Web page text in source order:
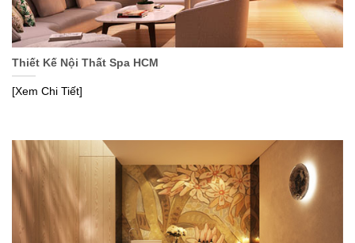
Thiết Kế Nội Thất Spa HCM
[Xem Chi Tiết]